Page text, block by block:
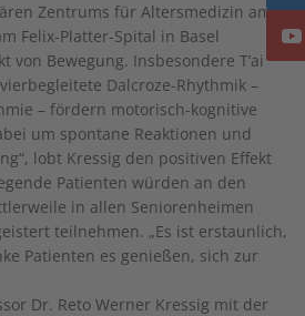
Zentrums für Altersmedizin am
Felix-Platter-Spital in Basel
von Bewegung. Insbesondere T’ai
Dalcroze-Rhythmik –
– fördern motorisch-kognitive
um spontane Reaktionen und
lobt Kressig den positiven Effekt
Patienten würden an den
in allen Seniorenheimen
teilnehmen. „Es ist erstaunlich,
Patienten es genießen, sich zur
Dr. Reto Werner Kressig mit der